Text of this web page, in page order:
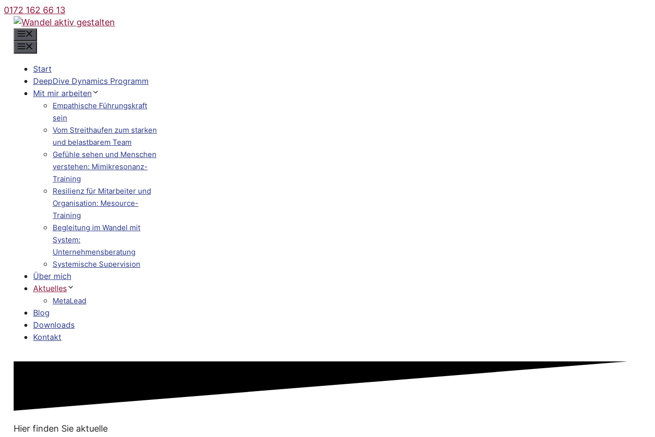
Zum
Inhalt
springen
0172 162 66 13
Start
DeepDive Dynamics Programm
Mit mir arbeiten
Empathische Führungskraft
sein
Vom Streithaufen zum starken
und belastbarem Team
Gefühle sehen und Menschen
verstehen: Mimikresonanz-
Training
Resilienz für Mitarbeiter und
Organisation: Mesource-
Training
Begleitung im Wandel mit
System:
Unternehmensberatung
Systemische Supervision
Über mich
Aktuelles
MetaLead
Blog
Downloads
Kontakt
Hier finden Sie aktuelle